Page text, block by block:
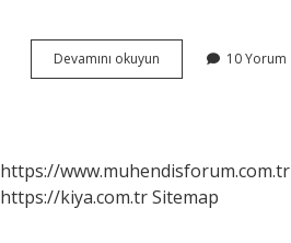
Devamını okuyun Buhurdanlıkta
Ne
10 Yorum
https://www.muhendisforum.com.tr
https://kiya.com.trSitemap